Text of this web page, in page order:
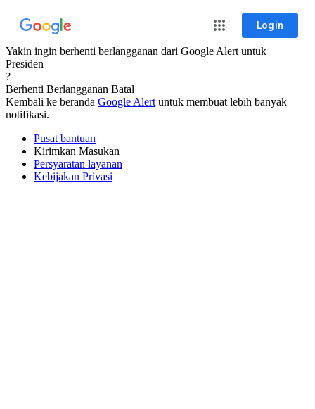
Login
Yakin ingin berhenti berlangganan dari Google Alert untuk
Presiden
?
Berhenti Berlangganan Batal
Kembali ke beranda Google Alert untuk membuat lebih banyak
notifikasi.
Pusat bantuan
Kirimkan Masukan
Persyaratan layanan
Kebijakan Privasi